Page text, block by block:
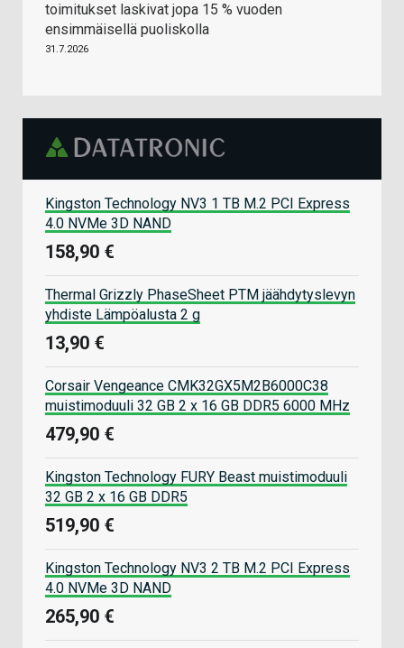
toimitukset laskivat jopa 15 % vuoden
ensimmäisellä puoliskolla
31.7.2026
Kingston Technology NV3 1 TB M.2 PCI Express
4.0 NVMe 3D NAND
158,90 €
Thermal Grizzly PhaseSheet PTM jäähdytyslevyn
yhdiste Lämpöalusta 2 g
13,90 €
Corsair Vengeance CMK32GX5M2B6000C38
muistimoduuli 32 GB 2 x 16 GB DDR5 6000 MHz
479,90 €
Kingston Technology FURY Beast muistimoduuli
32 GB 2 x 16 GB DDR5
519,90 €
Kingston Technology NV3 2 TB M.2 PCI Express
4.0 NVMe 3D NAND
265,90 €